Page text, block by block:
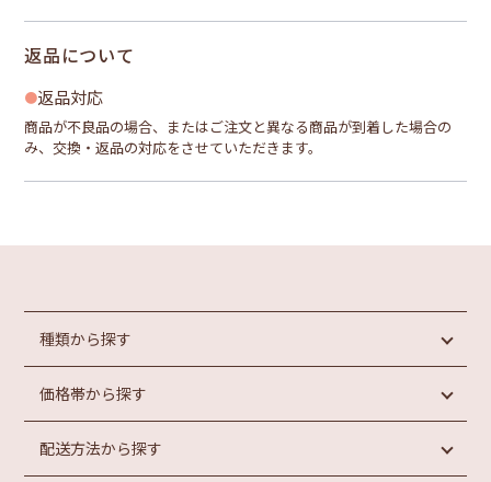
返品について
返品対応
商品が不良品の場合、またはご注文と異なる商品が到着した場合の
み、交換・返品の対応をさせていただきます。
種類から探す
めんたいこ
惣菜・パン
価格帯から探す
1,000円未満
配送方法から探す